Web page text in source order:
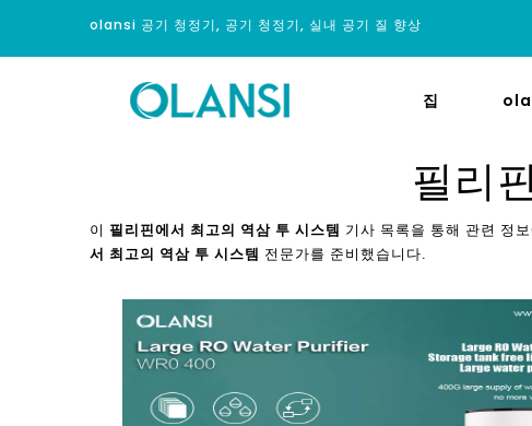
olansi 공기 청정기, 공기 청정기, 실내 공기 질 향상
집
필리
이 필리핀에서 최고의 역삼 투 시스템 기사 목록을 통해 관련 정
서 최고의 역삼 투 시스템 전문가를 준비했습니다.